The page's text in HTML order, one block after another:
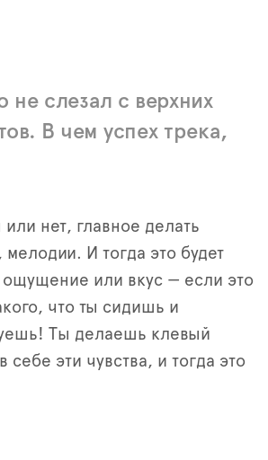
слезал с верхних
В чем успех трека,
нет, главное делать
мелодии. И тогда это будет
ощущение или вкус — если это
что ты сидишь и
Ты делаешь клевый
эти чувства, и тогда это